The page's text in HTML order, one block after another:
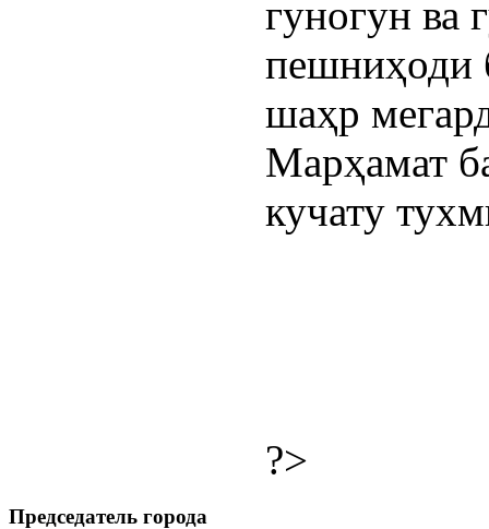
гуногун ва
пешниҳоди
шаҳр
Марҳамат
кучату
?>
Председатель города